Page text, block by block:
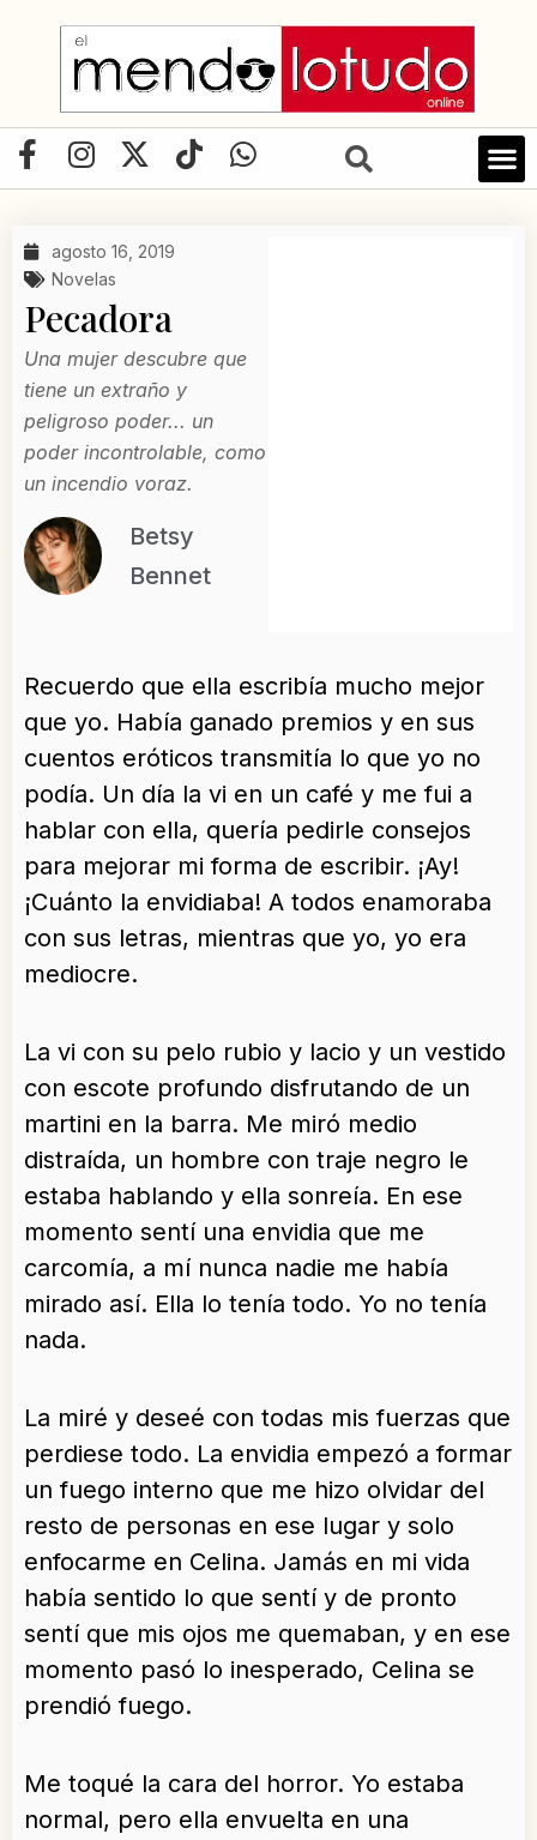
contenido
F
a
e
b
o
o
k
-
f
I
n
t
a
r
a
m
X
-
w
t
e
r
T
i
W
h
p
agosto 16, 2019
Novelas
Pecadora
Una mujer descubre que
tiene un extraño y
peligroso poder... un
poder incontrolable, como
un incendio voraz.
Betsy
Bennet
Recuerdo que ella escribía mucho mejor
que yo. Había ganado premios y en sus
cuentos eróticos transmitía lo que yo no
podía. Un día la vi en un café y me fui a
hablar con ella, quería pedirle consejos
para mejorar mi forma de escribir. ¡Ay!
¡Cuánto la envidiaba! A todos enamoraba
con sus letras, mientras que yo, yo era
mediocre.
La vi con su pelo rubio y lacio y un vestido
con escote profundo disfrutando de un
martini en la barra. Me miró medio
distraída, un hombre con traje negro le
estaba hablando y ella sonreía. En ese
momento sentí una envidia que me
carcomía, a mí nunca nadie me había
mirado así. Ella lo tenía todo. Yo no tenía
nada.
La miré y deseé con todas mis fuerzas que
perdiese todo. La envidia empezó a formar
un fuego interno que me hizo olvidar del
resto de personas en ese lugar y solo
enfocarme en Celina. Jamás en mi vida
había sentido lo que sentí y de pronto
sentí que mis ojos me quemaban, y en ese
momento pasó lo inesperado, Celina se
prendió fuego.
Me toqué la cara del horror. Yo estaba
normal, pero ella envuelta en una